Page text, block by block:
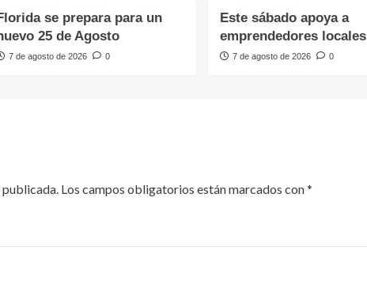
se prepara para un
25 de Agosto
7 de agosto de 2026 0
Este sábado apoya a
emprendedores locales
7 de agosto de 2026 0
Los campos obligatorios están marcados con*